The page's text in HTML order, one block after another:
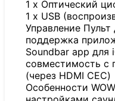
1 x Оптический
1 x USB
Управление
поддержка
Soundbar app для
совместимость с
(через HDMI CEC)
Особенности